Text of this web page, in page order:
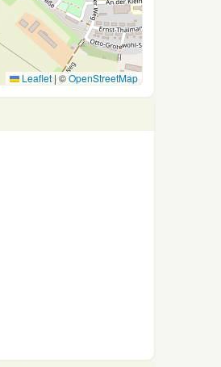
Leaflet |©OpenStreetMap